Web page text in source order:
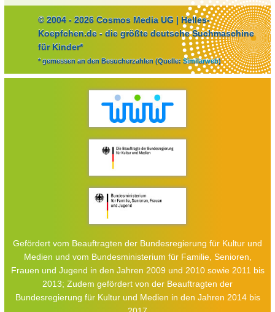
© 2004 - 2026 Cosmos Media UG | Helles-
Koepfchen.de - die größte deutsche Suchmaschine
für Kinder*
* gemessen an den Besucherzahlen (Quelle: Similarweb)
Gefördert vom Beauftragten der Bundesregierung für Kultur und
Medien und vom Bundesministerium für Familie, Senioren,
Frauen und Jugend in den Jahren 2009 und 2010 sowie 2011 bis
2013; Zudem gefördert von der Beauftragten der
Bundesregierung für Kultur und Medien in den Jahren 2014 bis